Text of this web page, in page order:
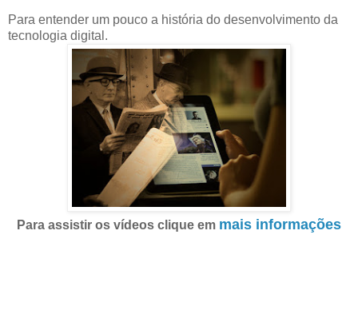
Para entender um pouco a história do desenvolvimento da
tecnologia digital.
Para assistir os vídeos clique em mais informações